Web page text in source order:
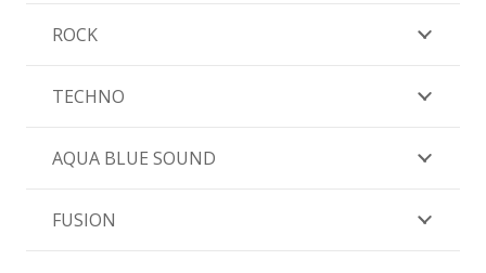
ROCK
TECHNO
AQUA BLUE SOUND
FUSION